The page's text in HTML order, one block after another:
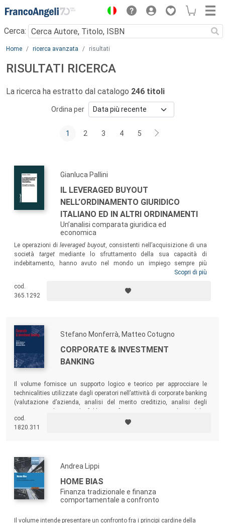
Menu
Cerca:
Main content
Home ricerca avanzata risultati
RISULTATI RICERCA
La ricerca ha estratto dal catalogo 246 titoli
Ordina per
1 2 3 4 5
Gianluca Pallini
IL LEVERAGED BUYOUT
NELL’ORDINAMENTO GIURIDICO
ITALIANO ED IN ALTRI ORDINAMENTI
Un’analisi comparata giuridica ed
economica
Le operazioni di leveraged buyout, consistenti nell’acquisizione di una
società target mediante lo sfruttamento della sua capacità di
indebitamento, hanno avuto nel mondo un impiego sempre più
frequente e consolidato, nonostante il dibattito circa la loro liceità.
coloro che intendono avvicinarsi all’affascinante tematica del
leveraged buyout
Scopri di più
cod.
365.1292
Stefano Monferrà, Matteo Cotugno
CORPORATE & INVESTMENT
BANKING
Il volume fornisce un supporto logico e teorico per approcciare le
technicalities utilizzate dagli operatori nell’attività di corporate banking
(valutazione d’azienda, analisi del merito creditizio, analisi degli
permette di approfondire l’analisi delle diverse operazioni di corporate &
investment banking che rappresentano l’insieme delle attività di chi
cod.
1820.311
Andrea Lippi
HOME BIAS
Finanza tradizionale e finanza
comportamentale a confronto
Il volume intende presentare un confronto fra i principi cardine della